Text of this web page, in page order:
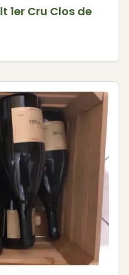
1er Cru Clos de